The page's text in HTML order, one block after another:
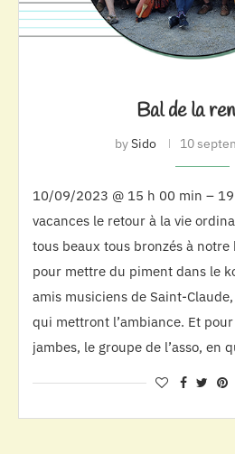
Bal de la
bySido 10
10/09/2023 @ 15 h 00 min –
vacances le retour à la vie
tous beaux tous bronzés à
pour mettre du piment dans le
amis musiciens de Saint-Claude,
qui mettront l’ambiance. Et pour
jambes, le groupe de l’asso, en